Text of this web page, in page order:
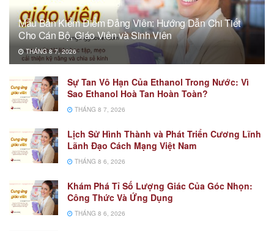
Mẫu Bản Kiểm Điểm Đảng Viên: Hướng Dẫn Chi Tiết
Cho Cán Bộ, Giáo Viên và Sinh Viên
THÁNG 8 7, 2026
Sự Tan Vô Hạn Của Ethanol Trong Nước: Vì
Sao Ethanol Hoà Tan Hoàn Toàn?
THÁNG 8 7, 2026
Lịch Sử Hình Thành và Phát Triển Cương Lĩnh
Lãnh Đạo Cách Mạng Việt Nam
THÁNG 8 6, 2026
Khám Phá Tỉ Số Lượng Giác Của Góc Nhọn:
Công Thức Và Ứng Dụng
THÁNG 8 6, 2026